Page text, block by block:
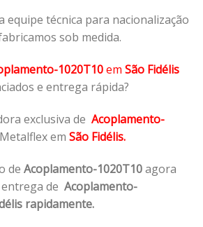
equipe técnica para nacionalização
sob medida.
1020T10em São Fidélis
e entrega rápida?
exclusiva de Acoplamento-
em São Fidélis.
de Acoplamento-1020T10agora
de Acoplamento-
rapidamente.